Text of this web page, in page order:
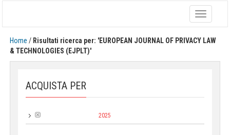
Toggle
navigation
Home / Risultati ricerca per: 'EUROPEAN JOURNAL OF PRIVACY LAW
& TECHNOLOGIES (EJPLT)'
ACQUISTA PER
2025